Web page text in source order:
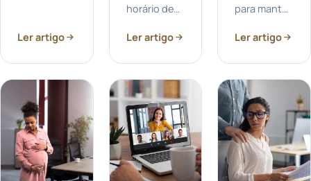
possível! Se
fora do país
e deseja se
divorciar no
Brasil...
Ler artigo
horário de
direito a
perguntou
se as
reuniões
realizadas
fora...
Ler artigo
para manter
empresa em
não cumprir
as leis
trabalhistas
pode
resultar...
Ler artigo